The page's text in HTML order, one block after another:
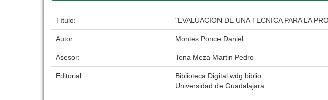
Título: "EVALUACION DE UNA TECNICA PARA LA
Autor: Montes Ponce Daniel
Asesor: Tena Meza Martin Pedro
Editorial:
Biblioteca Digital wdg.biblio
Universidad de Guadalajara